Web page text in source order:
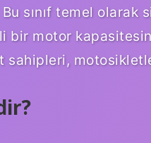
Bu sınıf temel
bir motor
sahipleri,